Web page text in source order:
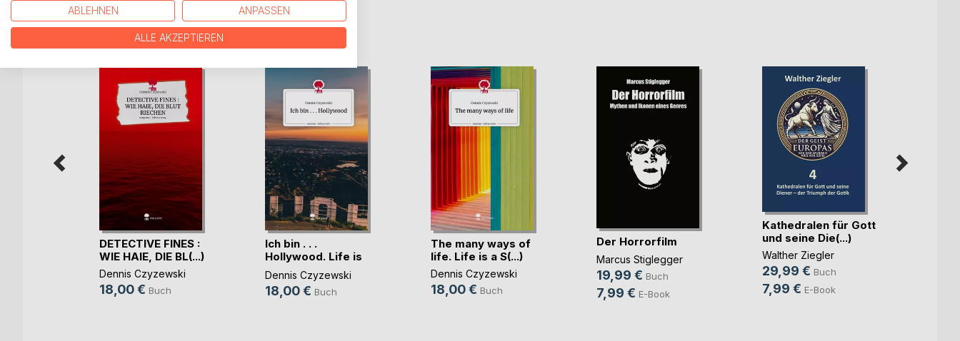
WEITERE TITEL BEIBoD
DETECTIVE FINES :
WIE HAIE, DIE BL(...)
Dennis Czyzewski
18,00 € Buch
Ich bin . . .
Hollywood. Life is
a(...)
Dennis Czyzewski
18,00 € Buch
The many ways of
life. Life is a S(...)
Dennis Czyzewski
18,00 € Buch
Der Horrorfilm
Marcus Stiglegger
19,99 € Buch
7,99 € E-Book
Kathedralen für Gott
und seine Die(...)
Walther Ziegler
29,99 € Buch
7,99 € E-Book
ABLEHNEN ANPASSEN
ALLE AKZEPTIEREN